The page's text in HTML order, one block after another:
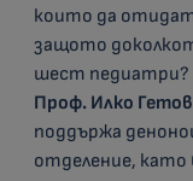
които да
защото
шест педиатри?
Проф. Илко
поддържа
отделение, като